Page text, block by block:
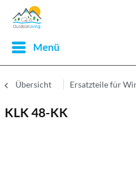
Menü
Übersicht Ersatzteile für
KLK 48-KK